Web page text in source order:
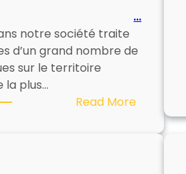
…
notre société traite
d’un grand nombre de
sur le territoire
la plus…
Read More:
ATELIERS
OUDART